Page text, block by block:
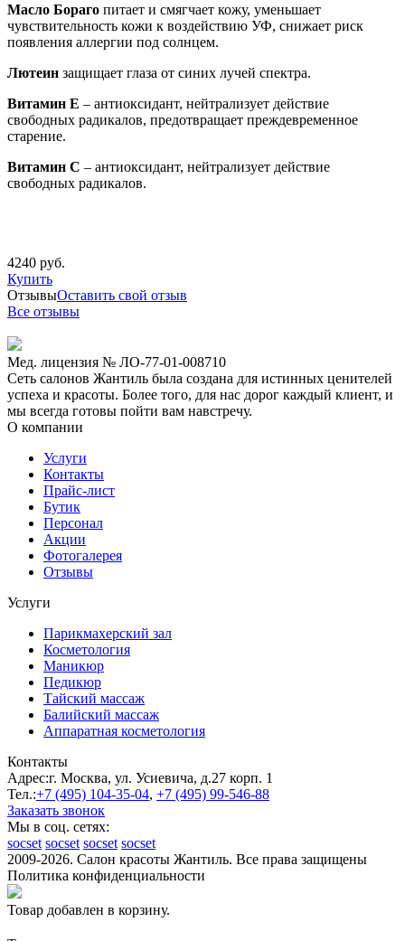
Масло Бораго питает и смягчает кожу, уменьшает
чувствительность кожи к воздействию УФ, снижает риск
появления аллергии под солнцем.
Лютеин защищает глаза от синих лучей спектра.
Витамин E – антиоксидант, нейтрализует действие
свободных радикалов, предотвращает преждевременное
старение.
Витамин С – антиоксидант, нейтрализует действие
свободных радикалов.
4240 руб.
Купить
ОтзывыОставить свой отзыв
Все отзывы
Мед. лицензия № ЛО-77-01-008710
Сеть салонов Жантиль была создана для истинных ценителей
успеха и красоты. Более того, для нас дорог каждый клиент, и
мы всегда готовы пойти вам навстречу.
О компании
Услуги
Контакты
Прайс-лист
Бутик
Персонал
Акции
Фотогалерея
Отзывы
Услуги
Парикмахерский зал
Косметология
Маникюр
Педикюр
Тайский массаж
Балийский массаж
Аппаратная косметология
Контакты
Адрес:г. Москва, ул. Усиевича, д.27 корп. 1
Тел.:+7 (495) 104-35-04, +7 (495) 99-546-88
Заказать звонок
Мы в соц. сетях:
socset socset socset socset
2009-2026. Салон красоты Жантиль. Все права защищены
Политика конфиденциальности
Товар добавлен в корзину.